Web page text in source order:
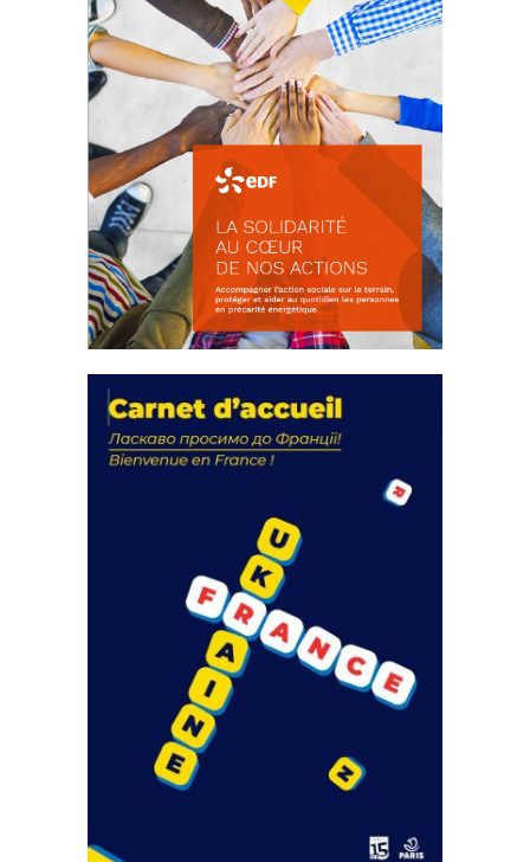
actions
18 septembre 2023
FEUILLETER